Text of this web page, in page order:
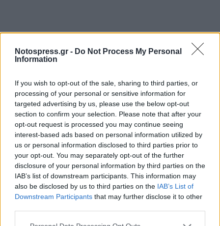
Notospress.gr - Do Not Process My Personal
Information
If you wish to opt-out of the sale, sharing to third parties, or
processing of your personal or sensitive information for
targeted advertising by us, please use the below opt-out
section to confirm your selection. Please note that after your
opt-out request is processed you may continue seeing
interest-based ads based on personal information utilized by
us or personal information disclosed to third parties prior to
your opt-out. You may separately opt-out of the further
disclosure of your personal information by third parties on the
IAB’s list of downstream participants. This information may
also be disclosed by us to third parties on the IAB’s List of
Downstream Participants that may further disclose it to other
ο ευρωπαϊκός τρόπος ζωής, ιδιαίτερα όταν
αποφασίζει να δώσει το ευαίσθητο
χαρτοφυλάκιο της Διεύρυνσης στον πρώην
Υπουργό Δικαιοσύνης του κ. Όρμπαν και
συνυπεύθυνο για τη διολίσθηση της Ουγγαρίας
στο μέτωπο του Κράτους Δικαίου και της
ανεξαρτησίας των θεσμών. Η ευθύνη του
ελέγχου συμμόρφωσης των προς ένταξη χωρών
των Δυτικών Βαλκανίων όπως η Αλβανία αλλά
και η παρακολούθηση της Τουρκίας από έναν
τέτοιο πολιτικό προερχόμενο από την